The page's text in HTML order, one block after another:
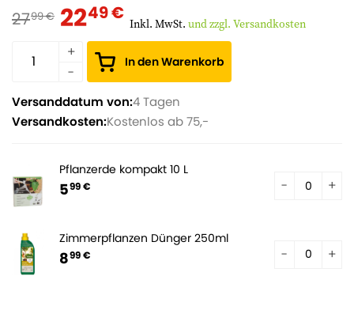
2799 € 2249 € Inkl. MwSt. und zzgl. Versandkosten
In den Warenkorb
Versanddatum von:4 Tagen
Versandkosten:Kostenlos ab 75,-
Pflanzerde kompakt 10 L
599 €
Zimmerpflanzen Dünger 250ml
899 €